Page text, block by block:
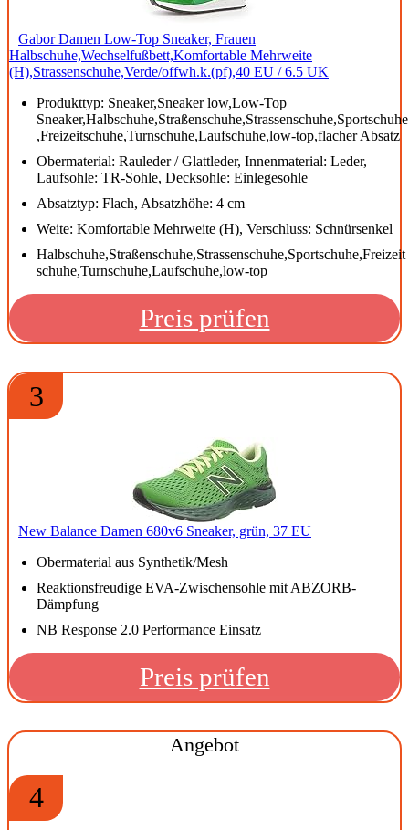
Gabor Damen Low-Top Sneaker, Frauen
Halbschuhe,Wechselfußbett,Komfortable Mehrweite
(H),Strassenschuhe,Verde/offwh.k.(pf),40 EU / 6.5 UK
Produkttyp: Sneaker,Sneaker low,Low-Top
Sneaker,Halbschuhe,Straßenschuhe,Strassenschuhe,Sportschuhe
,Freizeitschuhe,Turnschuhe,Laufschuhe,low-top,flacher Absatz
Obermaterial: Rauleder / Glattleder, Innenmaterial: Leder,
Laufsohle: TR-Sohle, Decksohle: Einlegesohle
Absatztyp: Flach, Absatzhöhe: 4 cm
Weite: Komfortable Mehrweite (H), Verschluss: Schnürsenkel
Halbschuhe,Straßenschuhe,Strassenschuhe,Sportschuhe,Freizeit
schuhe,Turnschuhe,Laufschuhe,low-top
Preis prüfen
3
New Balance Damen 680v6 Sneaker, grün, 37 EU
Obermaterial aus Synthetik/Mesh
Reaktionsfreudige EVA-Zwischensohle mit ABZORB-
Dämpfung
NB Response 2.0 Performance Einsatz
Preis prüfen
Angebot
4